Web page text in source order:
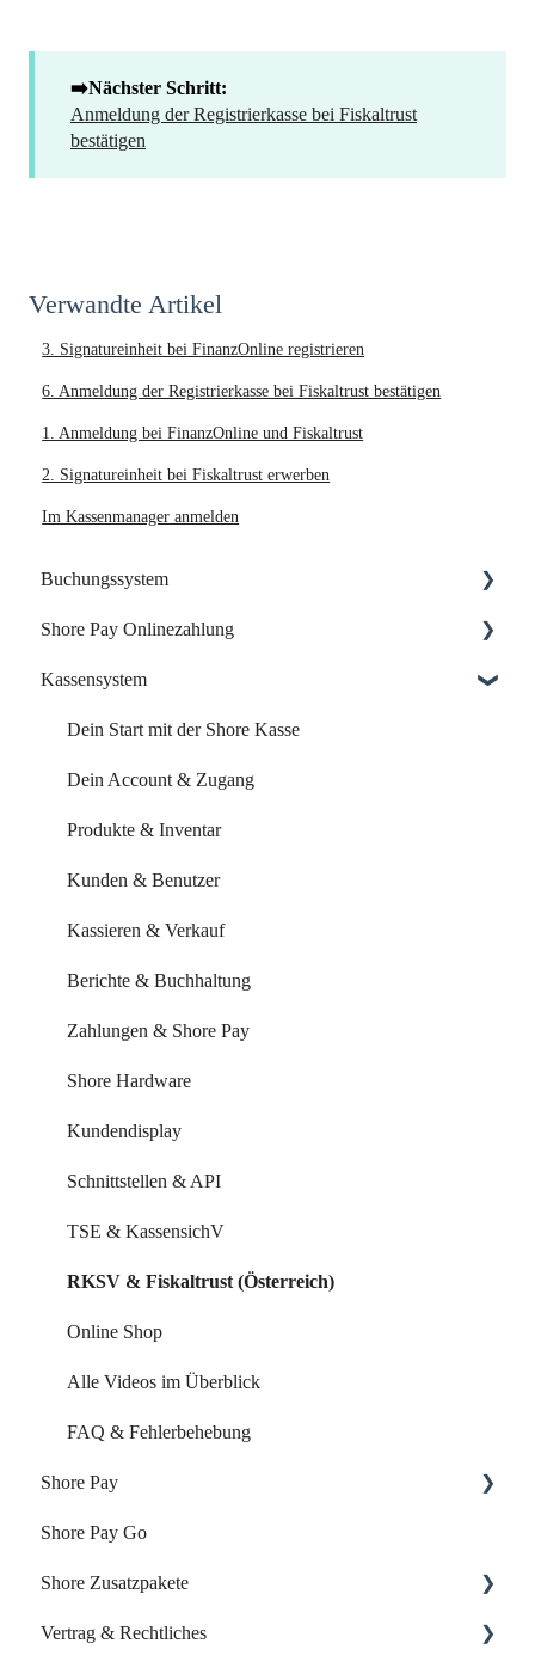
➡️Nächster Schritt:
Anmeldung der Registrierkasse bei Fiskaltrust
bestätigen
Verwandte Artikel
3. Signatureinheit bei FinanzOnline registrieren
6. Anmeldung der Registrierkasse bei Fiskaltrust bestätigen
1. Anmeldung bei FinanzOnline und Fiskaltrust
2. Signatureinheit bei Fiskaltrust erwerben
Im Kassenmanager anmelden
Buchungssystem
Dein Start mit Shore
Dein Account & Zugang
Kalender & Termine
Buchungsseite
Buchungseinstellungen
Buchung über externe Plattformen
Systemeinstellungen
Leistungen & Kurse
Mitarbeiter & Ressourcen
Kundenverwaltung
Kundenkommunikation
Auswertungen
Marketing Funktionen
Alle Videos im Überblick
FAQ & Fehlerbehebung
Shore Pay Onlinezahlung
Einrichtung & Aktivierung
Zahlungsoptionen & Funktionen
Kassensystem
Dein Start mit der Shore Kasse
Dein Account & Zugang
Produkte & Inventar
Kunden & Benutzer
Kassieren & Verkauf
Berichte & Buchhaltung
Zahlungen & Shore Pay
Shore Hardware
Kundendisplay
Schnittstellen & API
TSE & KassensichV
RKSV & Fiskaltrust (Österreich)
Online Shop
Alle Videos im Überblick
FAQ & Fehlerbehebung
Shore Pay
Erste Schritte
FAQs - Fragen & Antworten zu Shore Pay
Shore Pay Go
Shore Zusatzpakete
Onlineshop
Vertrag & Rechtliches